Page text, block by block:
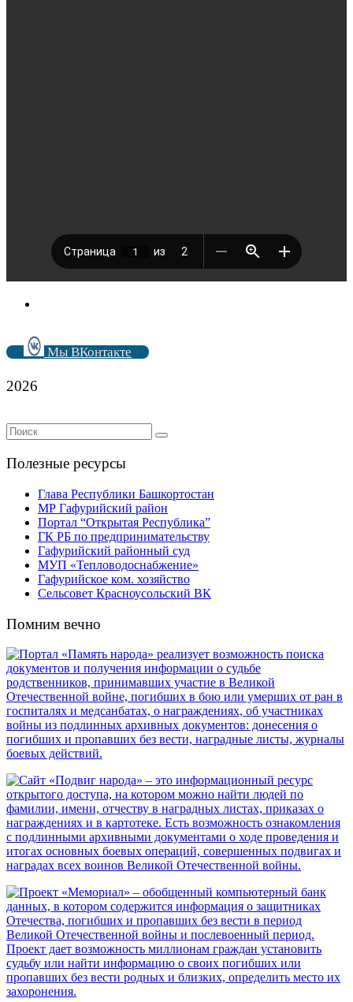
Мы ВКонтакте
2026
Полезные ресурсы
Глава Республики Башкортостан
МР Гафурийский район
Портал “Открытая Республика”
ГК РБ по предпринимательству
Гафурийский районный суд
МУП «Тепловодоснабжение»
Гафурийское ком. хозяйство
Сельсовет Красноусольский ВК
Помним вечно